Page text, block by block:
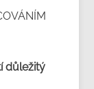
důležitý